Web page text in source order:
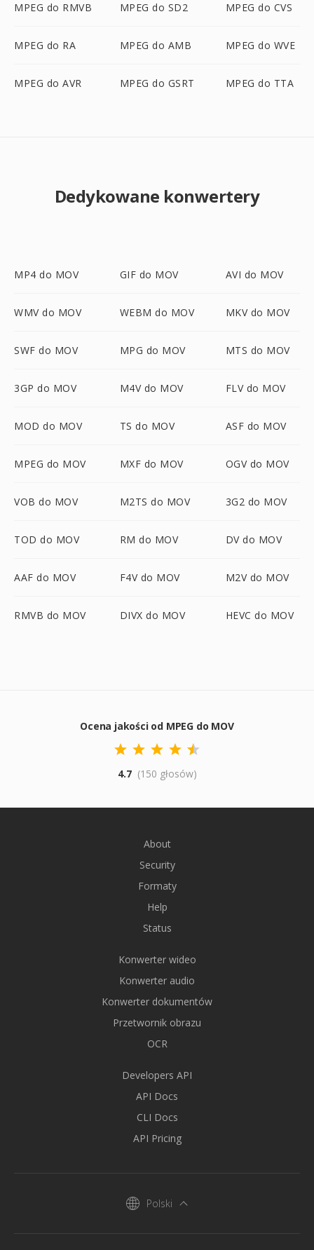
MPEG do RMVB MPEG do SD2 MPEG do CVS
MPEG do RA MPEG do AMB MPEG do WVE
MPEG do AVR MPEG do GSRT MPEG do TTA
Dedykowane konwertery
MP4 do MOV GIF do MOV AVI do MOV
WMV do MOV WEBM do MOV MKV do MOV
SWF do MOV MPG do MOV MTS do MOV
3GP do MOV M4V do MOV FLV do MOV
MOD do MOV TS do MOV ASF do MOV
MPEG do MOV MXF do MOV OGV do MOV
VOB do MOV M2TS do MOV 3G2 do MOV
TOD do MOV RM do MOV DV do MOV
AAF do MOV F4V do MOV M2V do MOV
RMVB do MOV DIVX do MOV HEVC do MOV
Ocena jakości od MPEG do MOV
4.7 (150 głosów)
About
Security
Formaty
Help
Status
Konwerter wideo
Konwerter audio
Konwerter dokumentów
Przetwornik obrazu
OCR
Developers API
API Docs
CLI Docs
API Pricing
Polski